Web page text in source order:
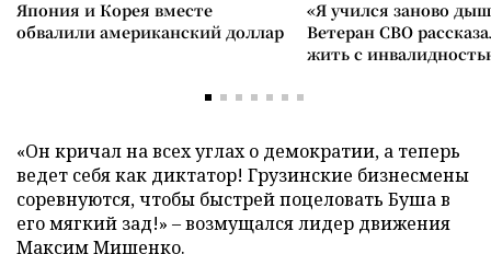
Япония и Корея вместе
обвалили американский доллар
«Я учился заново
Ветеран СВО
жить с
«Он кричал на всех углах о демократии, а теперь
ведет себя как диктатор! Грузинские бизнесмены
соревнуются, чтобы быстрей поцеловать Буша в
его мягкий зад!» – возмущался лидер движения
Максим Мищенко.